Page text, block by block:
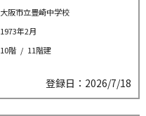
大阪市立豊崎中学校
1973年2月
10階 / 11階建
登録日：2026/7/18